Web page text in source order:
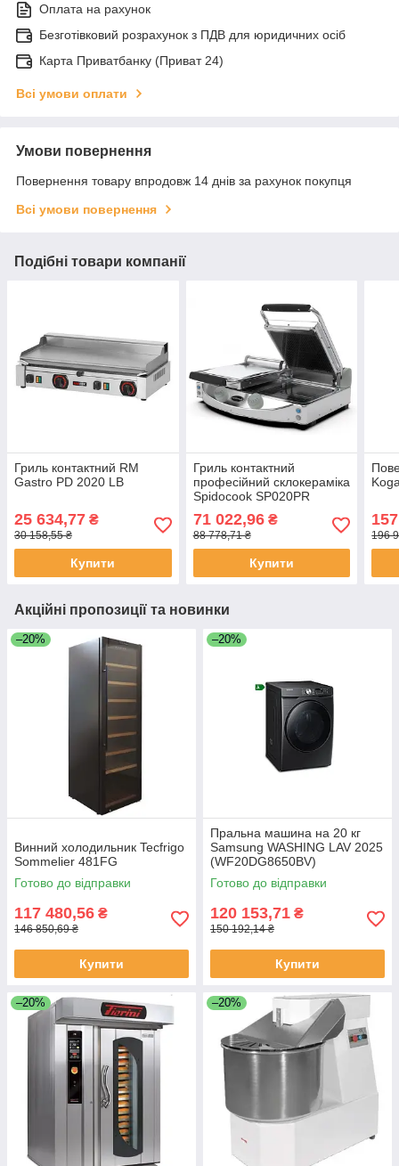
Оплата на рахунок
Безготівковий розрахунок з ПДВ для юридичних осіб
Карта Приватбанку (Приват 24)
Всі умови оплати
Умови повернення
Повернення товару впродовж 14 днів за рахунок покупця
Всі умови повернення
Подібні товари компанії
Гриль контактний RM
Gastro PD 2020 LB
25 634,77 ₴
30 158,55 ₴
Купити
Гриль контактний
професійний склокераміка
Spidocook SP020PR
71 022,96₴
88 778,71 ₴
Купити
196
Акційні пропозиції та новинки
–20%
Винний холодильник Tecfrigo
Sommelier 481FG
Готово до відправки
117 480,56 ₴
146 850,69 ₴
Купити
–20%
Пральна машина на 20 кг
Samsung WASHING LAV 2025
(WF20DG8650BV)
Готово до відправки
120 153,71 ₴
150 192,14 ₴
Купити
–20% –20%